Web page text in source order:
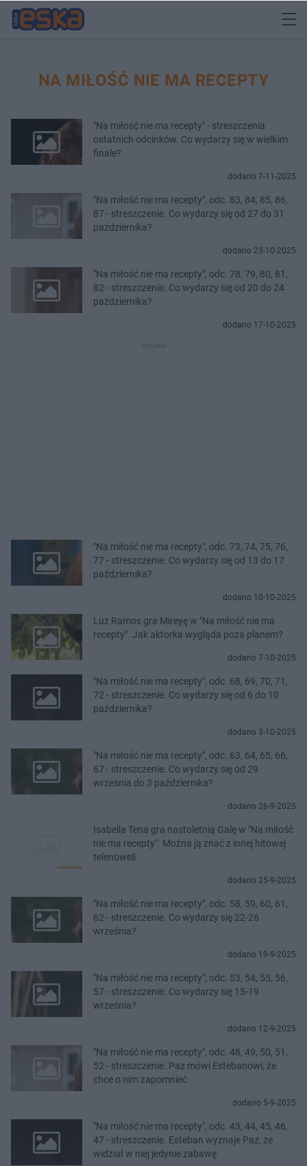
NA MIŁOŚĆ NIE MA RECEPTY
"Na miłość nie ma recepty" - streszczenia
ostatnich odcinków. Co wydarzy się w wielkim
finale?
dodano 7-11-2025
"Na miłość nie ma recepty", odc. 83, 84, 85, 86,
87 - streszczenie. Co wydarzy się od 27 do 31
października?
dodano 23-10-2025
"Na miłość nie ma recepty", odc. 78, 79, 80, 81,
82 - streszczenie. Co wydarzy się od 20 do 24
października?
dodano 17-10-2025
"Na miłość nie ma recepty", odc. 73, 74, 75, 76,
77 - streszczenie. Co wydarzy się od 13 do 17
października?
dodano 10-10-2025
Luz Ramos gra Mireyę w "Na miłość nie ma
recepty". Jak aktorka wygląda poza planem?
dodano 7-10-2025
"Na miłość nie ma recepty", odc. 68, 69, 70, 71,
72 - streszczenie. Co wydarzy się od 6 do 10
października?
dodano 3-10-2025
"Na miłość nie ma recepty", odc. 63, 64, 65, 66,
67 - streszczenie. Co wydarzy się od 29
września do 3 października?
dodano 26-9-2025
Isabella Tena gra nastoletnią Galę w "Na miłość
nie ma recepty". Można ją znać z innej hitowej
telenoweli
dodano 25-9-2025
"Na miłość nie ma recepty", odc. 58, 59, 60, 61,
62 - streszczenie. Co wydarzy się 22-26
września?
dodano 19-9-2025
"Na miłość nie ma recepty", odc. 53, 54, 55, 56,
57 - streszczenie. Co wydarzy się 15-19
września?
dodano 12-9-2025
"Na miłość nie ma recepty", odc. 48, 49, 50, 51,
52 - streszczenie. Paz mówi Estebanowi, że
chce o nim zapomnieć
dodano 5-9-2025
"Na miłość nie ma recepty", odc. 43, 44, 45, 46,
47 - streszczenie. Esteban wyznaje Paz, że
widział w niej jedynie zabawę